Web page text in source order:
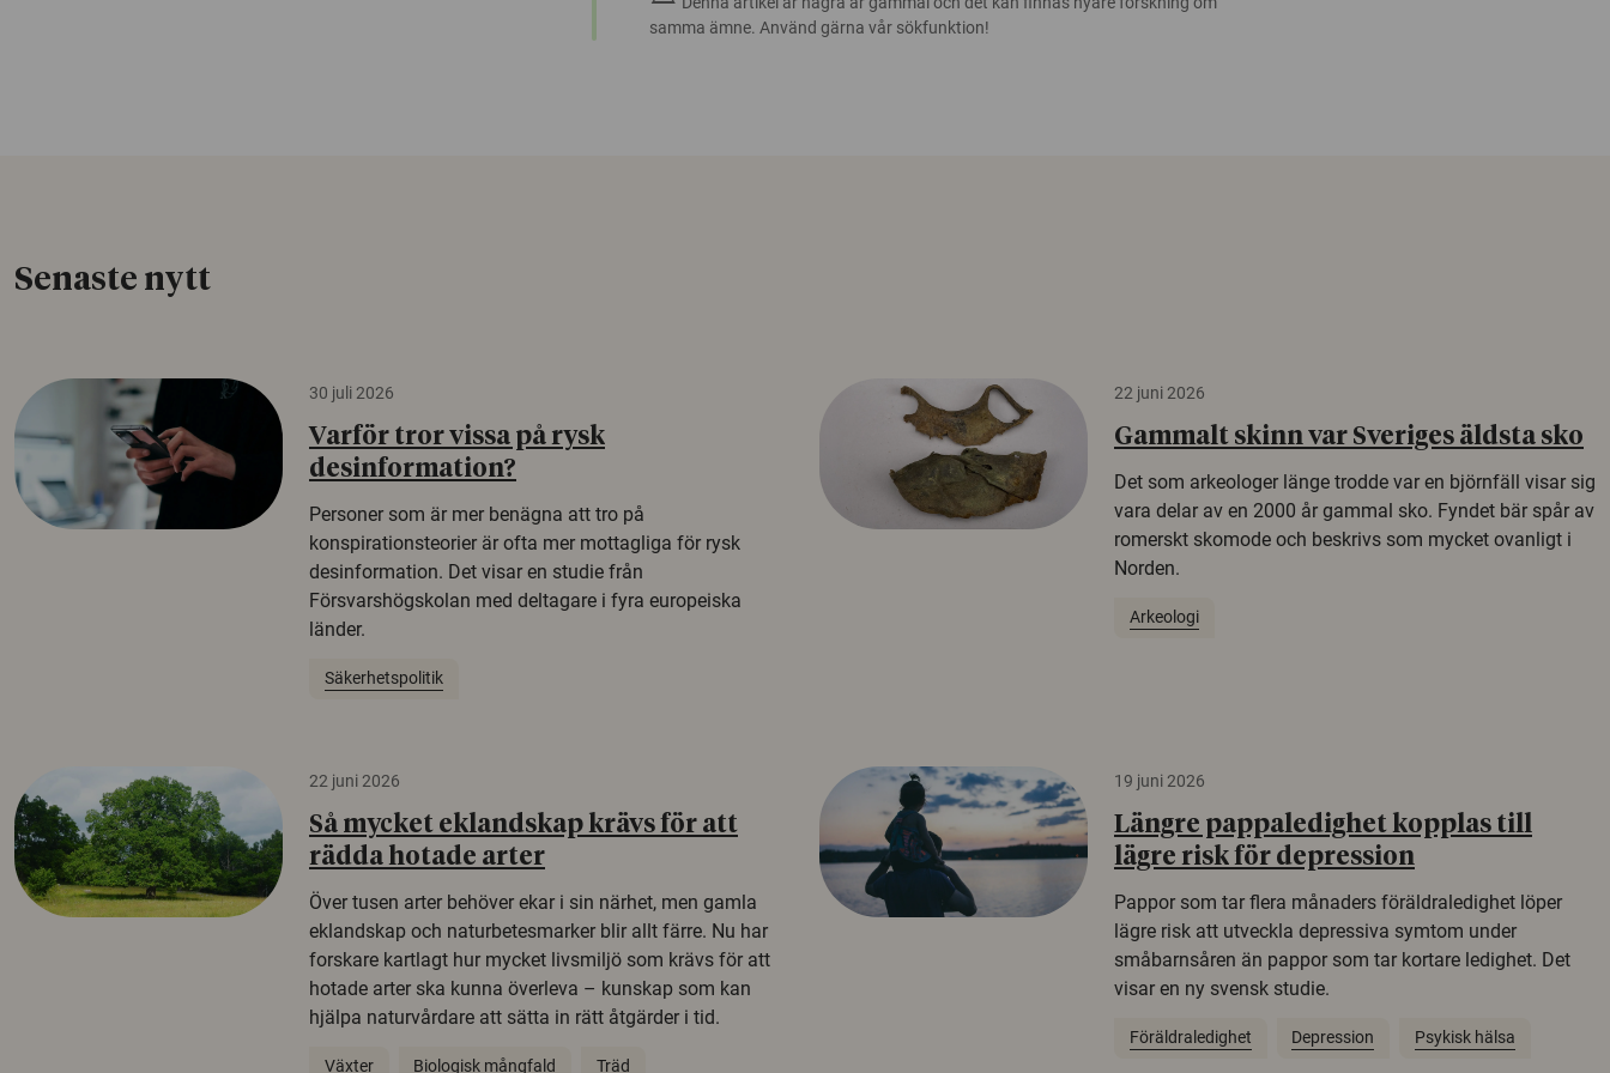
samma ämne. Använd gärna vår sökfunktion!
Senaste nytt
30 juli 2026
Varför tror vissa på rysk
desinformation?
Personer som är mer benägna att tro på
konspirationsteorier är ofta mer mottagliga för rysk
desinformation. Det visar en studie från
Försvarshögskolan med deltagare i fyra europeiska
länder.
Säkerhetspolitik
22 juni 2026
Gammalt skinn var Sveriges äldsta sko
Det som arkeologer länge trodde var en björnfäll visar sig
vara delar av en 2000 år gammal sko. Fyndet bär spår av
romerskt skomode och beskrivs som mycket ovanligt i
Norden.
Arkeologi
22 juni 2026
Så mycket eklandskap krävs för att
rädda hotade arter
Över tusen arter behöver ekar i sin närhet, men gamla
eklandskap och naturbetesmarker blir allt färre. Nu har
forskare kartlagt hur mycket livsmiljö som krävs för att
hotade arter ska kunna överleva – kunskap som kan
hjälpa naturvårdare att sätta in rätt åtgärder i tid.
Växter Biologisk mångfald Träd
19 juni 2026
Längre pappaledighet kopplas till
lägre risk för depression
Pappor som tar flera månaders föräldraledighet löper
lägre risk att utveckla depressiva symtom under
småbarnsåren än pappor som tar kortare ledighet. Det
visar en ny svensk studie.
Föräldraledighet Depression Psykisk hälsa